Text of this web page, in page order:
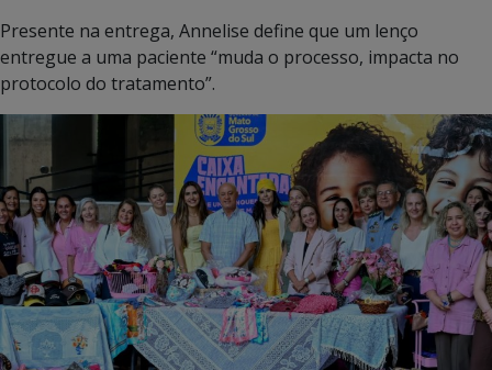
Presente na entrega, Annelise define que um lenço
entregue a uma paciente “muda o processo, impacta no
protocolo do tratamento”.